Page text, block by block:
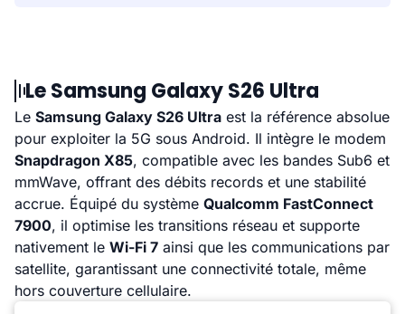
Le Samsung Galaxy S26 Ultra
Le Samsung Galaxy S26 Ultra est la référence absolue
pour exploiter la 5G sous Android. Il intègre le modem
Snapdragon X85, compatible avec les bandes Sub6 et
mmWave, offrant des débits records et une stabilité
accrue. Équipé du système Qualcomm FastConnect
7900, il optimise les transitions réseau et supporte
nativement le Wi-Fi 7 ainsi que les communications par
satellite, garantissant une connectivité totale, même
hors couverture cellulaire.